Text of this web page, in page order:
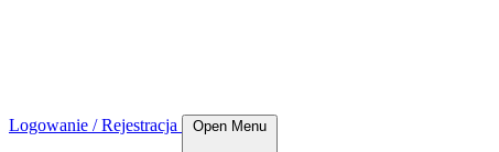
Logowanie / Rejestracja Open Menu